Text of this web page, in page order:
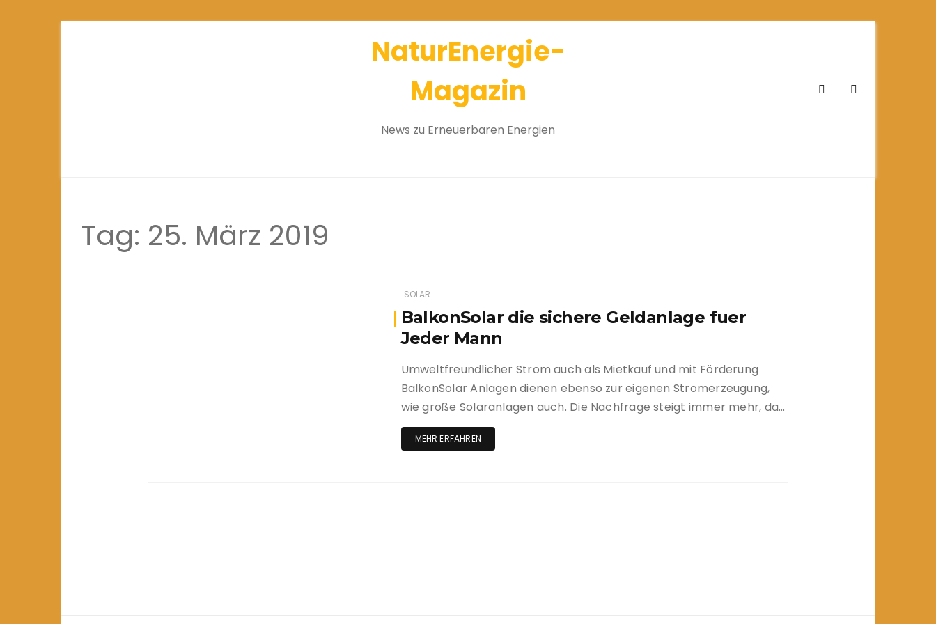
NaturEnergie-
Magazin
News zu Erneuerbaren Energien
Tag: 25. März 2019
SOLAR
BalkonSolar die sichere Geldanlage fuer
Jeder Mann
Umweltfreundlicher Strom auch als Mietkauf und mit Förderung
BalkonSolar Anlagen dienen ebenso zur eigenen Stromerzeugung,
wie große Solaranlagen auch. Die Nachfrage steigt immer mehr, da…
MEHR ERFAHREN